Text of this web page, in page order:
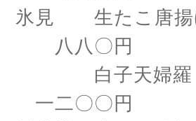
氷見 生たこ
八八〇円
白子天
一二〇〇円